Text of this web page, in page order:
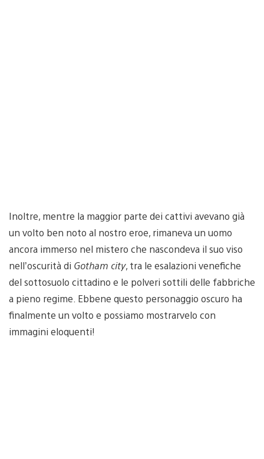
Inoltre, mentre la maggior parte dei cattivi avevano già
un volto ben noto al nostro eroe, rimaneva un uomo
ancora immerso nel mistero che nascondeva il suo viso
nell’oscurità di Gotham city, tra le esalazioni venefiche
del sottosuolo cittadino e le polveri sottili delle fabbriche
a pieno regime. Ebbene questo personaggio oscuro ha
finalmente un volto e possiamo mostrarvelo con
immagini eloquenti!